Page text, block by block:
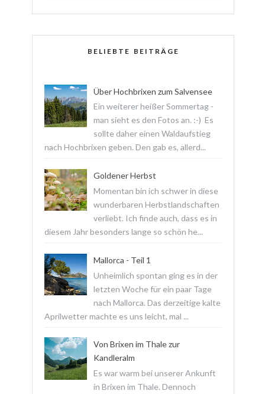
BELIEBTE BEITRÄGE
Über Hochbrixen zum Salvensee
Ein weiterer heißer Sommertag -
man sieht es den Fotos an. :-) Es
sollte daher einen Waldaufstieg
nach Hochbrixen geben. Den gab es, allerd...
Goldener Herbst
Momentan bin ich schwer in diese
wunderbaren Herbstlandschaften
verliebt. Ich finde auch, dass es in
diesem Jahr besonders lange so schön he...
Mallorca - Teil 1
Unheimlich spontan ging es in der
letzten Woche für ein paar Tage
nach Mallorca. Das derzeitige kalte
Aprilwetter machte es uns leicht, mal ...
Von Brixen im Thale zur
Kandleralm
Es war warm bei unserer Ankunft
in Brixen im Thale. Dennoch